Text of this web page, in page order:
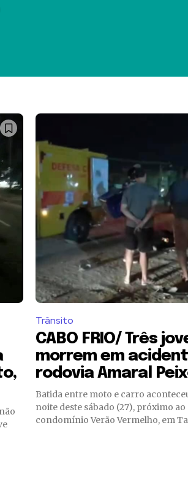
Trânsito
CABO FRIO/ Três
morrem em
rodovia Amaral
Batida entre moto e carro
noite deste sábado (27), próximo ao
condomínio Verão Vermelho, em